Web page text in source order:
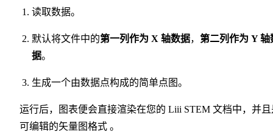
读取数据。
默认将文件中的第一列作为 X 轴数据， 第二列作为 Y 轴
据。
生成一个由数据点构成的简单点图。
运行后，图表便会直接渲染在您的 Liii STEM 文档中，并且
可编辑的矢量图格式 。